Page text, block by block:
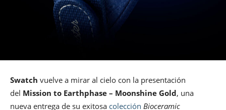
Swatch vuelve a mirar al cielo con la presentación
del Mission to Earthphase – Moonshine Gold, una
nueva entrega de su exitosa colección Bioceramic